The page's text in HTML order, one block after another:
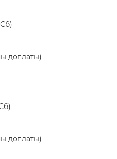
доплаты)
доплаты)